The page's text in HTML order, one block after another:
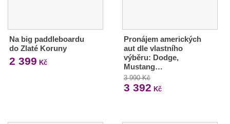
Na big paddleboardu
do Zlaté Koruny
2 399 Kč
Pronájem amerických
aut dle vlastního
výběru: Dodge,
Mustang…
3 990 Kč
3 392 Kč